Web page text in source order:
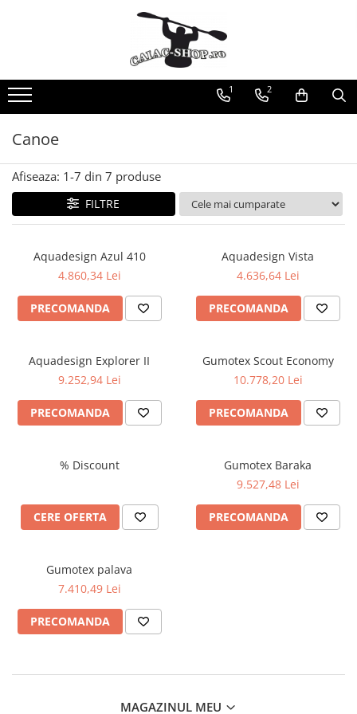
Caiace
Caiace tandem
Caiace de ape repezi (whitewater)
Caiace sit on top
Caiace de competiție-club
Canoe
Bărci pentru pescuit
Bărci de rafting
Canoe
Produse cu reducere
Veste de salvare
Pagăi canoe și SUP
Padele de ape repezi
Second hand
Încălţăminte
Jachete impermeabile
Haine thermo și protecție UV
1 2
Canoe
Afiseaza: 1-7 din 7 produse
FILTRE
Aquadesign Azul 410
4.860,34 Lei
PRECOMANDA
Aquadesign Vista
4.636,64 Lei
PRECOMANDA
Aquadesign Explorer II
9.252,94 Lei
PRECOMANDA
Gumotex Scout Economy
10.778,20 Lei
PRECOMANDA
% Discount
CERE OFERTA
Gumotex Baraka
9.527,48 Lei
PRECOMANDA
Gumotex palava
7.410,49 Lei
PRECOMANDA
MAGAZINUL MEU